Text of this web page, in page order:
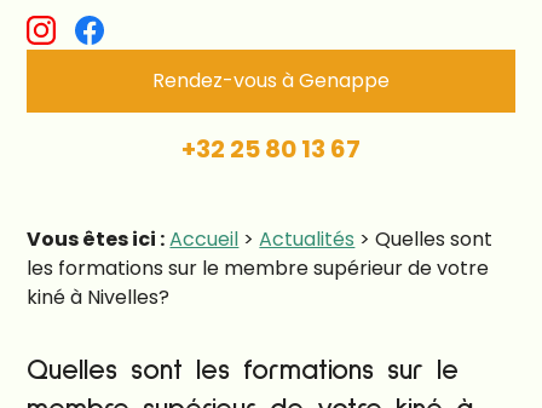
Rendez-vous à Genappe
+32 25 80 13 67
Vous êtes ici :Accueil >Actualités > Quelles sont
les formations sur le membre supérieur de votre
kiné à Nivelles?
Quelles sont les formations sur le